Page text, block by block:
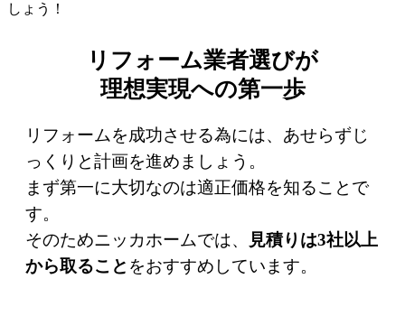
リフォーム業者選びが
理想実現への第一歩
リフォームを成功させる為には、あせらずじ
っくりと計画を進めましょう。
まず第一に大切なのは適正価格を知ることで
す。
そのためニッカホームでは、
見積りは3社以上
から取ること をおすすめしています。